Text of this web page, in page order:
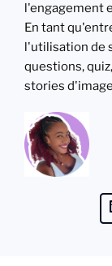
l'engagement
En tant
l'utilisation de
questions,
stories